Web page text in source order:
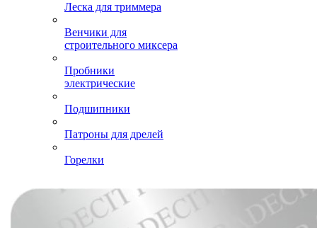
Леска для триммера
Венчики для
строительного миксера
Пробники
электрические
Подшипники
Патроны для дрелей
Горелки